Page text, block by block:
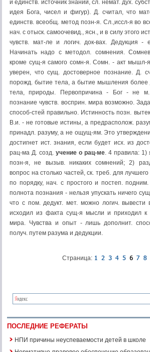
и единств. источник знаний, сл. немат. дух.
идея Бога, чисел и фигур). Д. считал, что
единств. всеобщ. метод позн-я. Сл.,иссл-я во
нач. с отыск. самоочевид., ясн., и в силу этого
чувств. мат-ле и логич. док-вах. Дедукция -
Начинать надо с методол. сомнения.
кроме сущ-я самого сомн-я. Сомн. - акт
уверен, что сущ. достоверное познание. Д.
порожд. бытие тела, а бытие мышления более
тела, природы. Первопричина - Бог - не м.
познание чувств. восприн. мира возможно.
способ-стей правильно. Истинность позн.
В.и. - не готовые истины, а предрасполож.
принадл. разуму, а не ощущ-ям. Это
достигнет ист. знания, если будет исх. из
рац-ма Д. созд. учение о рац-ме. 4 правила: 1)
позн-я, не вызыв. никаких сомнений; 2)
вопрос на столько частей, ск. треб. для
по порядку, нач. с простого и постеп.
полнота познания - нельзя упускать ничего
что с пом. дедукт. мет. можно логич.
исходил из факта сущ-я мысли и приходил к
мира. Чувства и опыт - лишь дополнит.
получ. путем разума и дедукции.
Страница:
ПОСЛЕДНИЕ РЕФЕРАТЫ
НПИ причины неуспеваемости детей в школе